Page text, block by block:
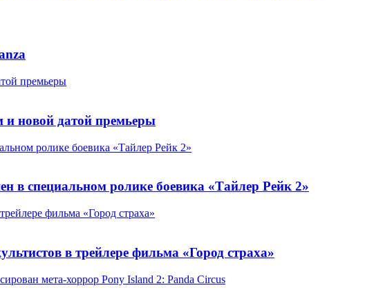
премьеры
и новой датой премьеры
ролике боевика «Тайлер Рейк 2»
в специальном ролике боевика «Тайлер Рейк 2»
фильма «Город страха»
в трейлере фильма «Город страха»
мета-хоррор Pony Island 2: Panda Circus